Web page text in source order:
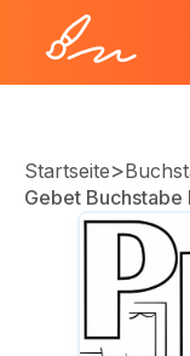
Startseite>
Gebet Buchstabe